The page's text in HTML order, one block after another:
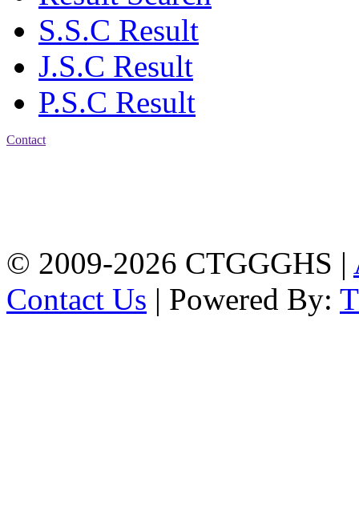
S.S.C Result
J.S.C Result
P.S.C Result
Contact
© 2009-2026 CTGGGHS |
Contact Us | Powered By: